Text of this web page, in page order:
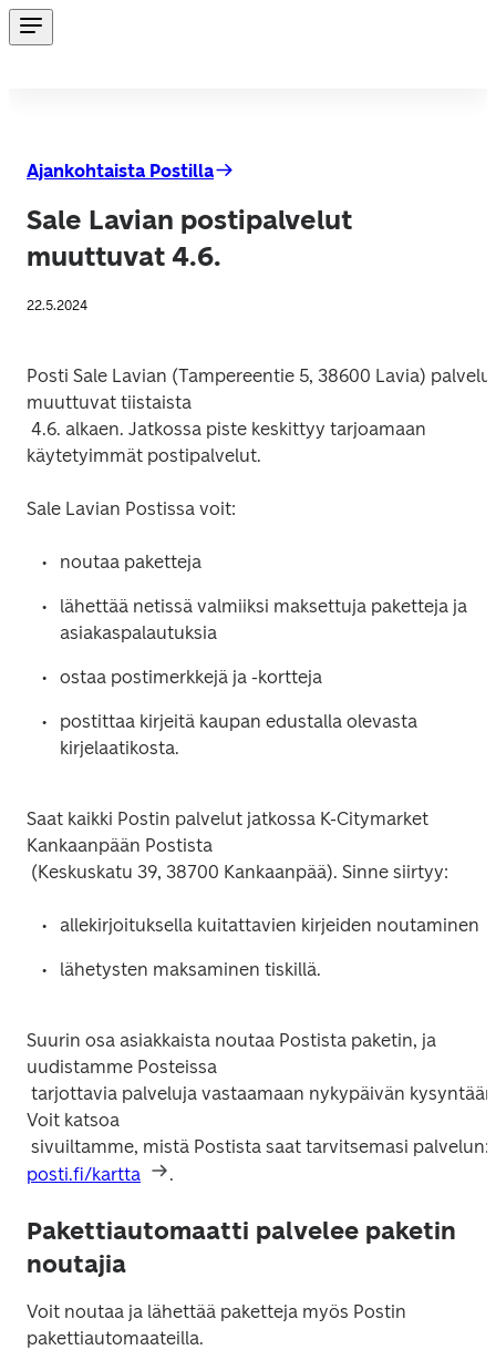
Ajankohtaista Postilla
Sale Lavian postipalvelut
muuttuvat 4.6.
22.5.2024
Posti Sale Lavian (Tampereentie 5, 38600 Lavia)
muuttuvat tiistaista
lähettää netissä valmiiksi maksettuja paketteja ja
postittaa kirjeitä kaupan edustalla olevasta
Saat kaikki Postin palvelut jatkossa K-Citymarket
Kankaanpään Postista
Suurin osa asiakkaista noutaa Postista paketin, ja
uudistamme Posteissa
Voit katsoa
posti.fi/kartta
Pakettiautomaatti palvelee paketin
noutajia
Voit noutaa ja lähettää paketteja myös Postin
pakettiautomaateilla.